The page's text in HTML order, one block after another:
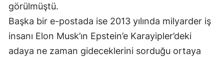
görülmüştü.
Başka bir e-postada ise 2013 yılında milyarder iş
insanı Elon Musk’ın Epstein’e Karayipler’deki
adaya ne zaman gideceklerini sorduğu ortaya